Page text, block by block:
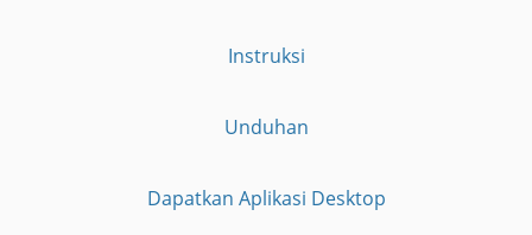
Instruksi
Unduhan
Dapatkan Aplikasi Desktop